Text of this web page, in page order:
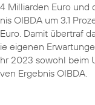
Milliarden Euro und
OIBDA um 3,1
Damit übertraf
eigenen
2023 sowohl beim
Ergebnis OIBDA.